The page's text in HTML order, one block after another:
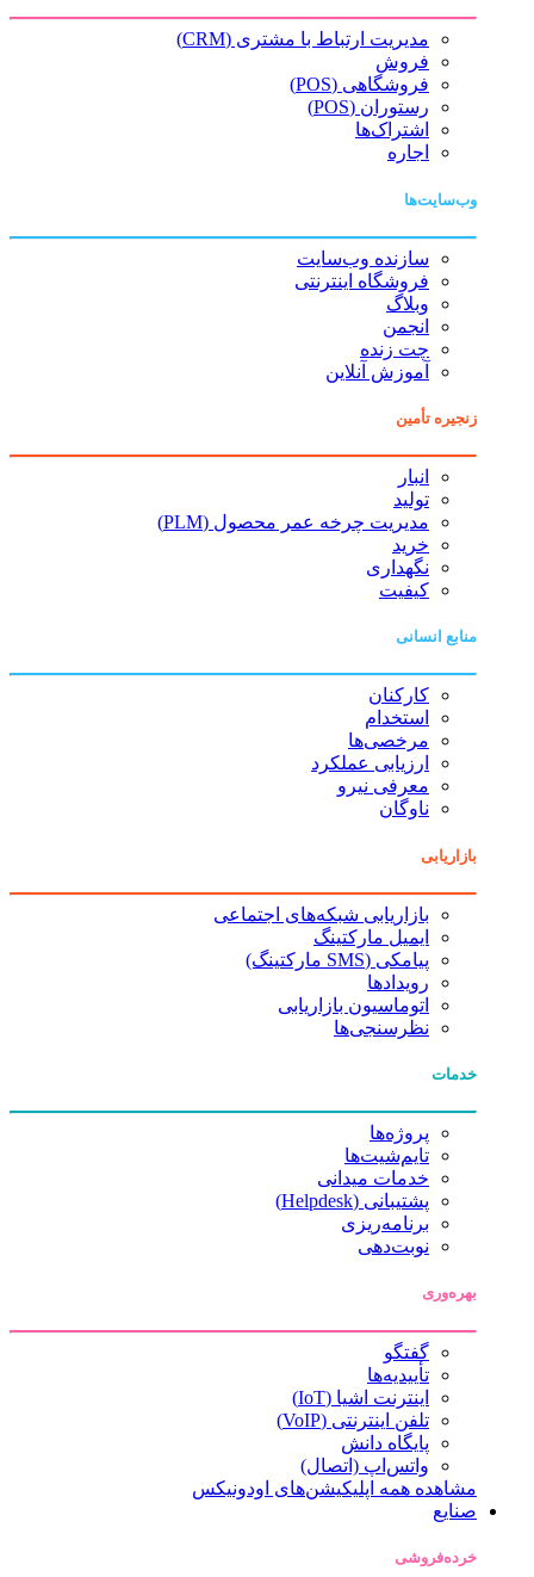
مدیریت ارتباط با مشتری (CRM)
فروش
فروشگاهی (POS)
رستوران (POS)
اشتراک‌ها
اجاره
وب‌سایت‌ها
سازنده وب‌سایت
فروشگاه اینترنتی
وبلاگ
انجمن
چت زنده
آموزش آنلاین
زنجیره تأمین
انبار
تولید
مدیریت چرخه عمر محصول (PLM)
خرید
نگهداری
کیفیت
منابع انسانی
کارکنان
استخدام
مرخصی‌ها
ارزیابی عملکرد
معرفی نیرو
ناوگان
بازاریابی
بازاریابی شبکه‌های اجتماعی
ایمیل مارکتینگ
پیامکی (SMS مارکتینگ)
رویدادها
اتوماسیون بازاریابی
نظرسنجی‌ها
خدمات
پروژه‌ها
تایم‌شیت‌ها
خدمات میدانی
پشتیبانی (Helpdesk)
برنامه‌ریزی
نوبت‌دهی
بهره‌وری
گفتگو
تأییدیه‌ها
اینترنت اشیا (IoT)
تلفن اینترنتی (VoIP)
پایگاه دانش
واتس‌اپ (اتصال)
مشاهده همه اپلیکیشن‌های اودونیکس
صنایع
خرده‌فروشی